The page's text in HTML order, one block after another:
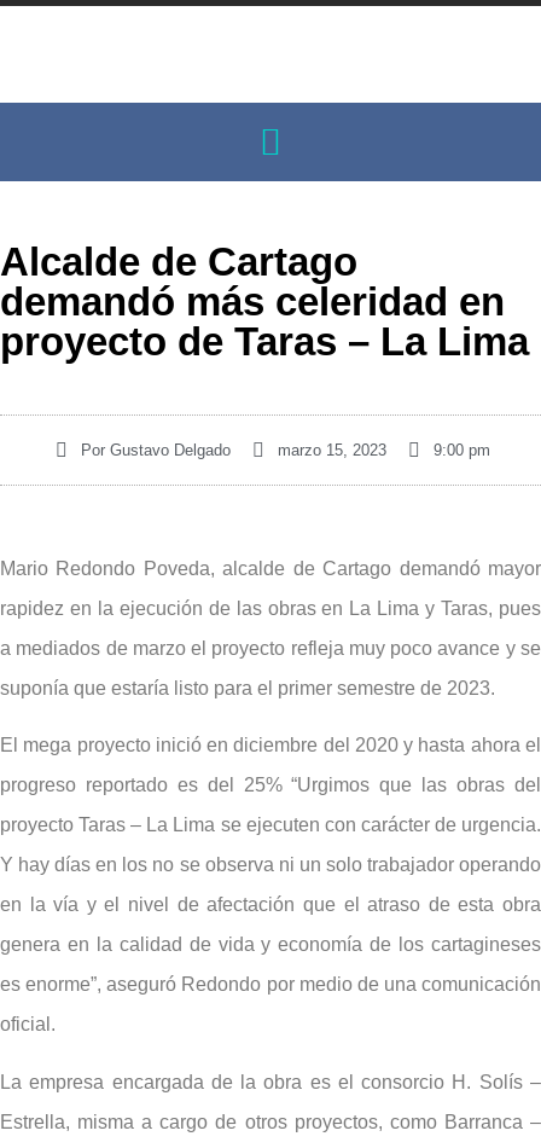
Alcalde de Cartago
demandó más celeridad en
proyecto de Taras – La Lima
PorGustavo Delgado marzo 15, 2023 9:00 pm
Mario Redondo Poveda, alcalde de Cartago demandó mayor
rapidez en la ejecución de las obras en La Lima y Taras, pues
a mediados de marzo el proyecto refleja muy poco avance y se
suponía que estaría listo para el primer semestre de 2023.
El mega proyecto inició en diciembre del 2020 y hasta ahora el
progreso reportado es del 25% “Urgimos que las obras del
proyecto Taras – La Lima se ejecuten con carácter de urgencia.
Y hay días en los no se observa ni un solo trabajador operando
en la vía y el nivel de afectación que el atraso de esta obra
genera en la calidad de vida y economía de los cartagineses
es enorme”, aseguró Redondo por medio de una comunicación
oficial.
La empresa encargada de la obra es el consorcio H. Solís –
Estrella, misma a cargo de otros proyectos, como Barranca –